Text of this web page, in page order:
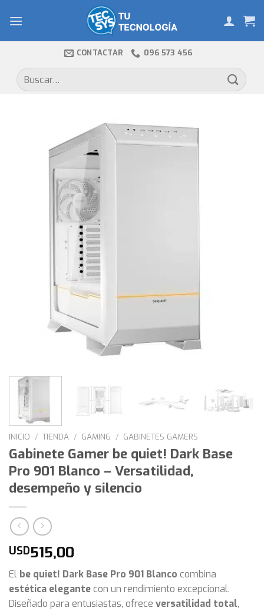
CONTACTAR 096 573 456
Buscar
por:
INICIO / TIENDA / GAMING / GABINETES GAMERS
Gabinete Gamer be quiet! Dark Base
Pro 901 Blanco – Versatilidad,
desempeño y silencio
USD515,00
El be quiet! Dark Base Pro 901 Blanco combina
estética elegantecon un rendimiento excepcional.
Diseñado para entusiastas, ofrece versatilidad total,